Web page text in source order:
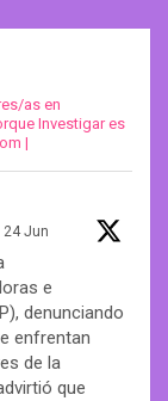
as en
Investigar es
|
24 Jun
e
denunciando
enfrentan
de la
que